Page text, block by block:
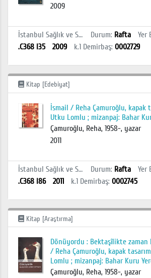
2009
İstanbul Sağlık ve Sosyal Bilimler MYO Kütüphanesi Durum: Rafta Yer
.C368 I35
2009 k.1 Demirbaş: 0002729
Kitap [Edebiyat]
İsmail / Reha Çamuroğlu, kapak
Utku Lomlu ; mizanpaj: Bahar
Çamuroğlu, Reha, 1958-, yazar
2011
İstanbul Sağlık ve Sosyal Bilimler MYO Kütüphanesi Durum: Rafta Yer
.C368 I86
2011 k.1 Demirbaş: 0002745
Kitap [Araştırma]
Dönüyordu : Bektaşîlikte zaman
/ Reha Çamuroğlu, kapak
Lomlu ; mizanpaj: Bahar Kuru
Çamuroğlu, Reha, 1958-, yazar